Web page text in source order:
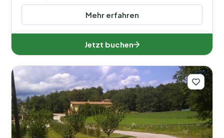
Mehr erfahren
Jetzt buchen